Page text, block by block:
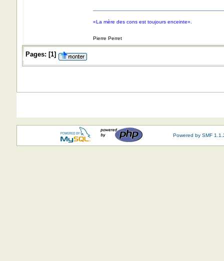
«La mère des cons est toujours enceinte».
Pierre Perret
Pages: [1]
Powered by SMF